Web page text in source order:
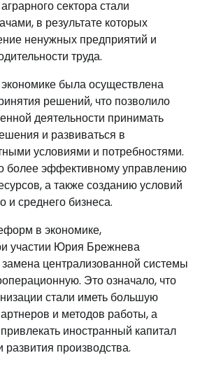
сектора стали
в результате которых
ненужных предприятий и
труда.
была осуществлена
решений, что позволило
деятельности принимать
и развиваться в
условиями и потребностями.
более эффективному управлению
а также созданию условий
и среднего бизнеса.
в экономике,
участии Юрия Брежнева
централизованной системы
Это означало, что
стали иметь большую
и методов работы, а
иностранный капитал
производства.